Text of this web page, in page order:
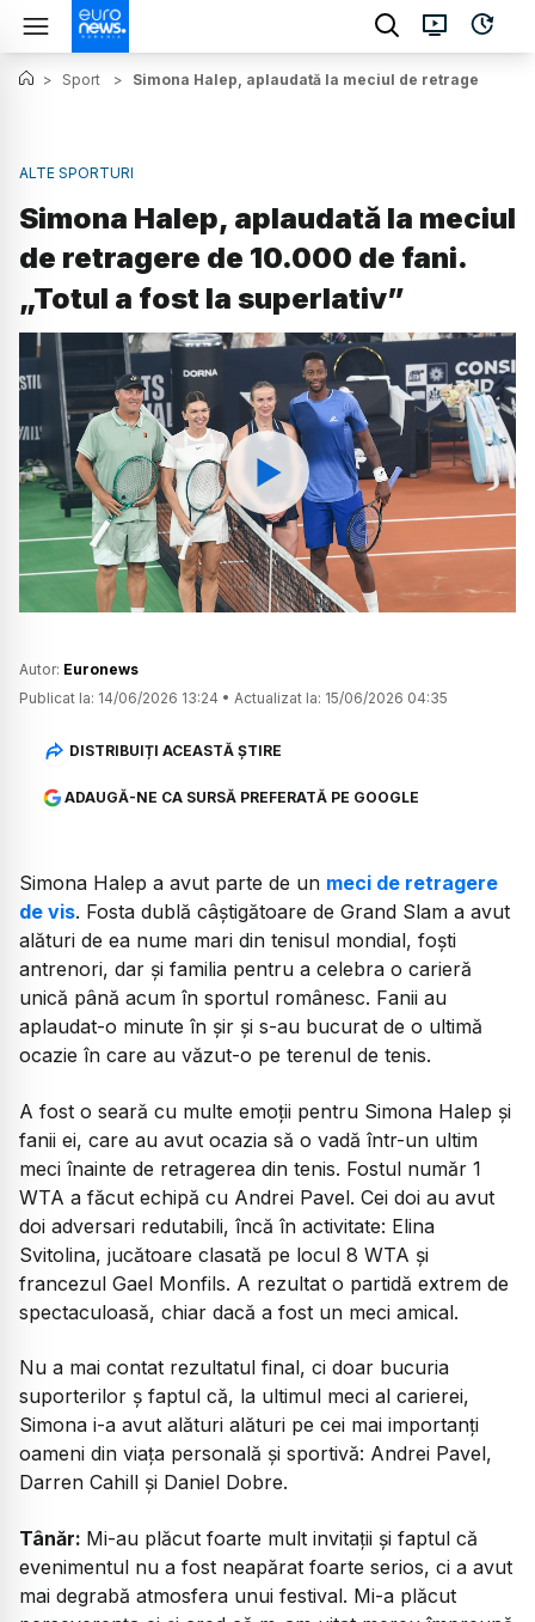
> Sport > Simona Halep, aplaudată la meciul de retragere de
ALTE SPORTURI
Simona Halep, aplaudată la meciul
de retragere de 10.000 de fani.
„Totul a fost la superlativ”
Watch
Autor: Euronews
Publicat la: 14/06/2026 13:24 • Actualizat la: 15/06/2026 04:35
DISTRIBUIȚI ACEASTĂ ȘTIRE
ADAUGĂ-NE CA SURSĂ PREFERATĂ PE GOOGLE
Simona Halep a avut parte de un meci de retragere
de vis. Fosta dublă câștigătoare de Grand Slam a avut
alături de ea nume mari din tenisul mondial, foști
antrenori, dar și familia pentru a celebra o carieră
unică până acum în sportul românesc. Fanii au
aplaudat-o minute în șir și s-au bucurat de o ultimă
ocazie în care au văzut-o pe terenul de tenis.
A fost o seară cu multe emoții pentru Simona Halep și
fanii ei, care au avut ocazia să o vadă într-un ultim
meci înainte de retragerea din tenis. Fostul număr 1
WTA a făcut echipă cu Andrei Pavel. Cei doi au avut
doi adversari redutabili, încă în activitate: Elina
Svitolina, jucătoare clasată pe locul 8 WTA și
francezul Gael Monfils. A rezultat o partidă extrem de
spectaculoasă, chiar dacă a fost un meci amical.
Nu a mai contat rezultatul final, ci doar bucuria
suporterilor ș faptul că, la ultimul meci al carierei,
Simona i-a avut alături alături pe cei mai importanți
oameni din viața personală și sportivă: Andrei Pavel,
Darren Cahill și Daniel Dobre.
Tânăr: Mi-au plăcut foarte mult invitații și faptul că
evenimentul nu a fost neapărat foarte serios, ci a avut
mai degrabă atmosfera unui festival. Mi-a plăcut